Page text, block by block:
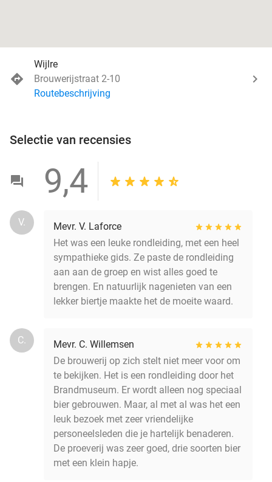
Wijlre
Brouwerijstraat 2-10
Routebeschrijving
Selectie van recensies
9,4
V.
Mevr. V. Laforce
Het was een leuke rondleiding, met een heel
sympathieke gids. Ze paste de rondleiding
aan aan de groep en wist alles goed te
brengen. En natuurlijk nagenieten van een
lekker biertje maakte het de moeite waard.
C.
Mevr. C. Willemsen
De brouwerij op zich stelt niet meer voor om
te bekijken. Het is een rondleiding door het
Brandmuseum. Er wordt alleen nog speciaal
bier gebrouwen. Maar, al met al was het een
leuk bezoek met zeer vriendelijke
personeelsleden die je hartelijk benaderen.
De proeverij was zeer goed, drie soorten bier
met een klein hapje.